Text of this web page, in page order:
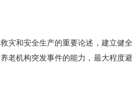
和安全生产的重要论述，建立健
老机构突发事件的能力，最大程度